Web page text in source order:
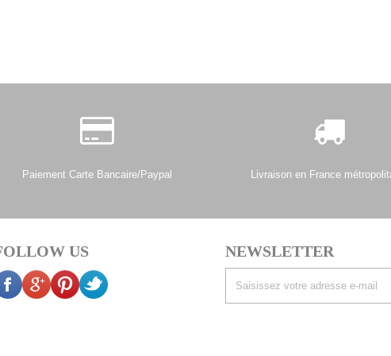
Paiement Carte Bancaire/Paypal Livraison en France
US NEWSLETTER